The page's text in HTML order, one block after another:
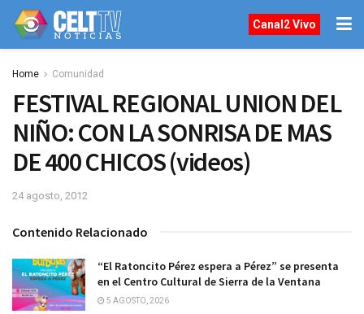
Canal2 Vivo
Home Comunidad
FESTIVAL REGIONAL UNION DEL
NIÑO: CON LA SONRISA DE MAS
DE 400 CHICOS (videos)
24 agosto, 2012
Contenido Relacionado
“El Ratoncito Pérez espera a Pérez” se presenta
en el Centro Cultural de Sierra de la Ventana
5 AGOSTO, 2026